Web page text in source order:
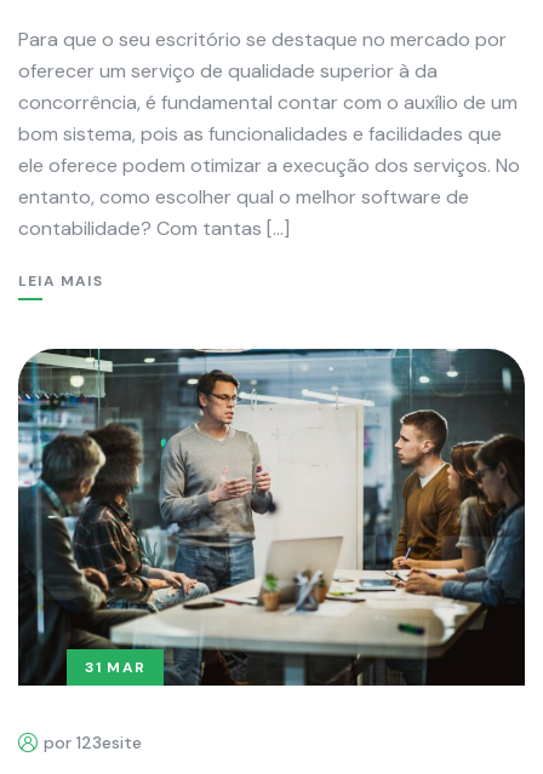
Para que o seu escritório se destaque no mercado por
oferecer um serviço de qualidade superior à da
concorrência, é fundamental contar com o auxílio de um
bom sistema, pois as funcionalidades e facilidades que
ele oferece podem otimizar a execução dos serviços. No
entanto, como escolher qual o melhor software de
contabilidade? Com tantas […]
LEIA MAIS
31 MAR
por 123esite